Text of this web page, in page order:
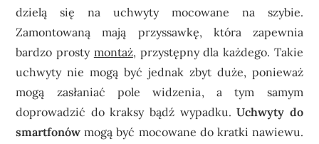
dzielą się na uchwyty mocowane na szybie.
Zamontowaną mają przyssawkę, która zapewnia
bardzo prosty montaż, przystępny dla każdego. Takie
uchwyty nie mogą być jednak zbyt duże, ponieważ
mogą zasłaniać pole widzenia, a tym samym
doprowadzić do kraksy bądź wypadku.Uchwyty do
smartfonów mogą być mocowane do kratki nawiewu.